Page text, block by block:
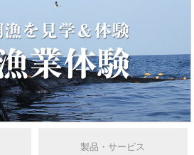
製品・サービス